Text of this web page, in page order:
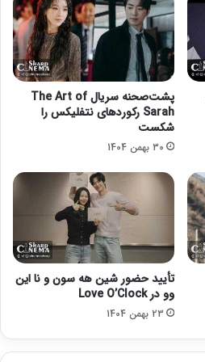
پشت‌صحنه سریال The Art of
Sarah رکوردهای نتفلیکس را
شکست
30 بهمن 1404
تأیید حضور شین هه سون و نا این
وو در Love O’Clock
23 بهمن 1404